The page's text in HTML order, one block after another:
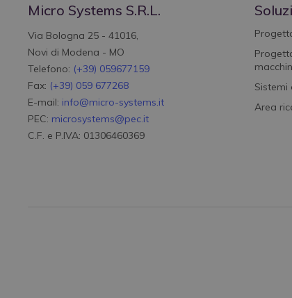
Micro Systems S.R.L.
Via Bologna 25 - 41016,
Novi di Modena - MO
Telefono: (+39) 059677159
Fax: (+39) 059 677268
E-mail: info@micro-systems.it
PEC: microsystems@pec.it
C.F. e P.IVA: 01306460369
Sistemi
Area